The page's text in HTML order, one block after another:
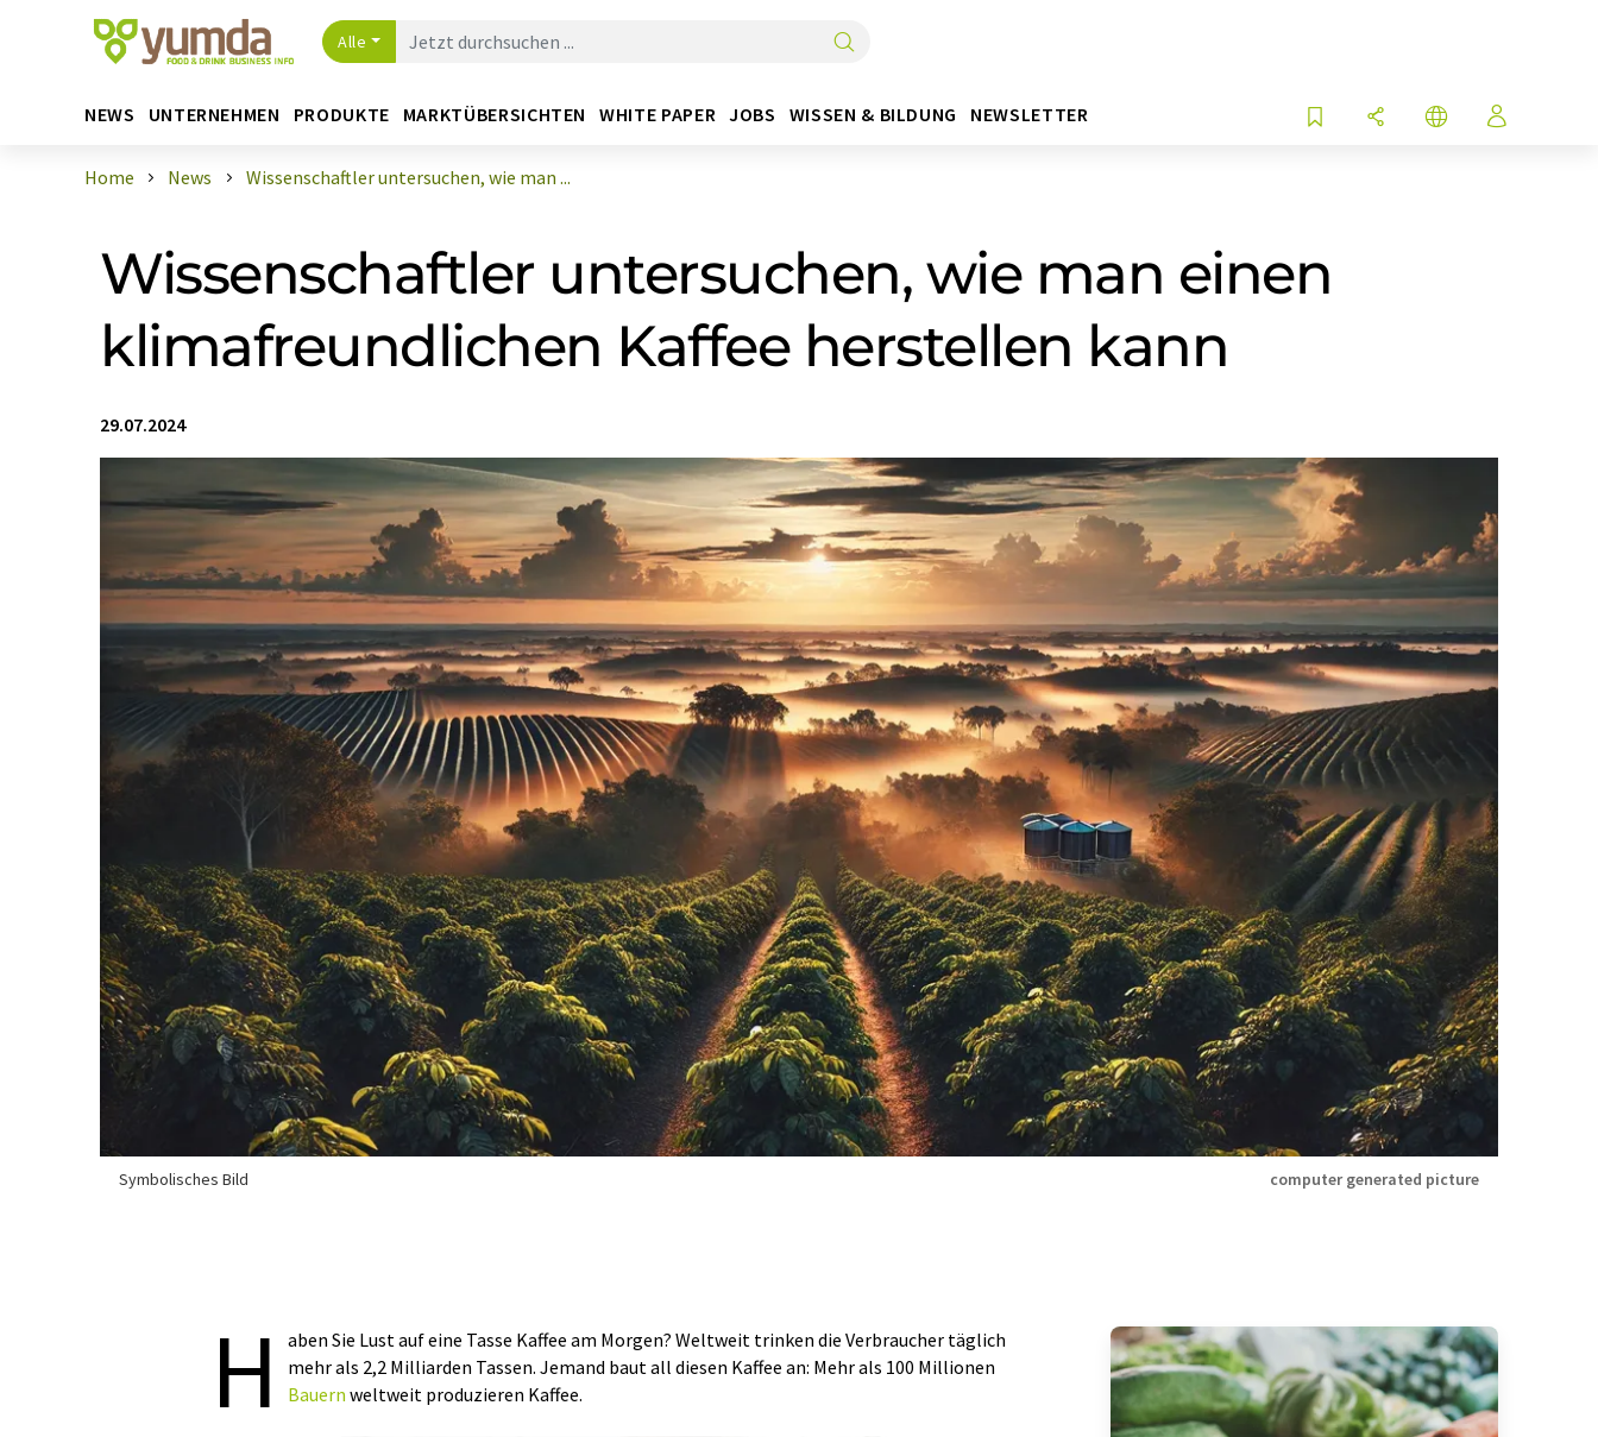
Alle
NEWS UNTERNEHMEN PRODUKTE MARKTÜBERSICHTEN WHITE PAPER JOBS WISSEN & BILDUNG NEWSLETTER
Home News Wissenschaftler untersuchen, wie man ...
Wissenschaftler untersuchen, wie man einen
klimafreundlichen Kaffee herstellen kann
29.07.2024
Symbolisches Bild computer generated picture
H
aben Sie Lust auf eine Tasse Kaffee am Morgen? Weltweit trinken die Verbraucher täglich
mehr als 2,2 Milliarden Tassen. Jemand baut all diesen Kaffee an: Mehr als 100 Millionen
Bauern weltweit produzieren Kaffee.